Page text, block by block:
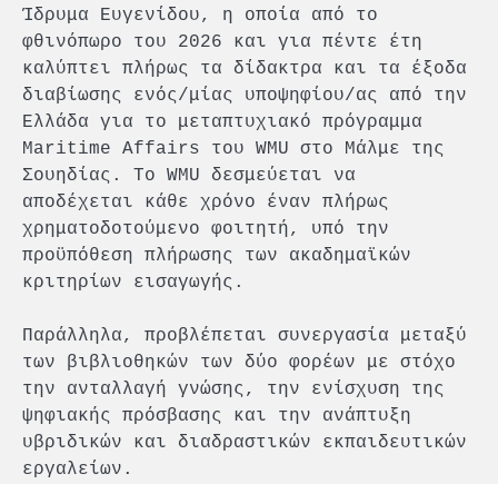
Ίδρυμα Ευγενίδου, η οποία από το
φθινόπωρο του 2026 και για πέντε έτη
καλύπτει πλήρως τα δίδακτρα και τα έξοδα
διαβίωσης ενός/μίας υποψηφίου/ας από την
Ελλάδα για το μεταπτυχιακό πρόγραμμα
Maritime Affairs του WMU στο Μάλμε της
Σουηδίας. Το WMU δεσμεύεται να
αποδέχεται κάθε χρόνο έναν πλήρως
χρηματοδοτούμενο φοιτητή, υπό την
προϋπόθεση πλήρωσης των ακαδημαϊκών
κριτηρίων εισαγωγής.
Παράλληλα, προβλέπεται συνεργασία μεταξύ
των βιβλιοθηκών των δύο φορέων με στόχο
την ανταλλαγή γνώσης, την ενίσχυση της
ψηφιακής πρόσβασης και την ανάπτυξη
υβριδικών και διαδραστικών εκπαιδευτικών
εργαλείων.